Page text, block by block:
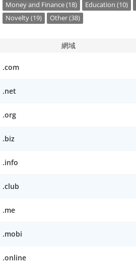
Money and Finance (18)
Education (10)
Novelty (19)
Other (38)
網域
.com
.net
.org
.biz
.info
.club
.me
.mobi
.online